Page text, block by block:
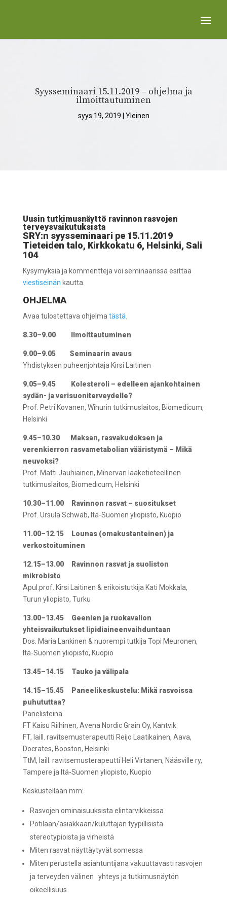
Syysseminaari 15.11.2019 – ohjelma ja
ilmoittautuminen
syys 19, 2019 Yleinen
Uusin tutkimusnäyttö ravinnon rasvojen
terveysvaikutuksista
SRY:n syysseminaari pe 15.11.2019
Tieteiden talo, Kirkkokatu 6, Helsinki, Sali
104
Kysymyksiä ja kommentteja voi seminaarissa esittää
viestiseinän kautta.
OHJELMA
Avaa tulostettava ohjelma tästä.
8.30–9.00 Ilmoittautuminen
9.00–9.05
Seminaarin avaus
Yhdistyksen puheenjohtaja Kirsi Laitinen
9.05–9.45
Kolesteroli – edelleen ajankohtainen
sydän- ja verisuoniterveydelle?
Prof. Petri Kovanen, Wihurin tutkimuslaitos, Biomedicum,
Helsinki
9.45–10.30
Maksan, rasvakudoksen ja
verenkierron rasvametabolian vääristymä – Mikä
neuvoksi?
Prof. Matti Jauhiainen, Minervan lääketieteellinen
tutkimuslaitos, Biomedicum, Helsinki
10.30–11.00
Ravinnon rasvat – suositukset
Prof. Ursula Schwab, Itä-Suomen yliopisto, Kuopio
11.00–12.15
Lounas (omakustanteinen) ja
verkostoituminen
12.15–13.00 Ravinnon rasvat ja suoliston
mikrobisto
Apul.prof. Kirsi Laitinen & erikoistutkija Kati Mokkala,
Turun yliopisto, Turku
13.00–13.45 Geenien ja ruokavalion
yhteisvaikutukset lipidiaineenvaihduntaan
Dos. Maria Lankinen & nuorempi tutkija Topi Meuronen,
Itä-Suomen yliopisto, Kuopio
13.45–14.15 Tauko ja välipala
14.15–15.45
Paneelikeskustelu: Mikä rasvoissa
puhututtaa?
Panelisteina
FT Kaisu Riihinen, Avena Nordic Grain Oy, Kantvik
FT, laill. ravitsemusterapeutti Reijo Laatikainen, Aava,
Docrates, Booston, Helsinki
TtM, laill. ravitsemusterapeutti Heli Virtanen, Nääsville ry,
Tampere ja Itä-Suomen yliopisto, Kuopio
Keskustellaan mm:
Rasvojen ominaisuuksista elintarvikkeissa
Potilaan/asiakkaan/kuluttajan tyypillisistä
stereotypioista ja virheistä
Miten rasvat näyttäytyvät somessa
Miten perustella asiantuntijana vakuuttavasti rasvojen
ja terveyden välinen yhteys ja tutkimusnäytön
oikeellisuus